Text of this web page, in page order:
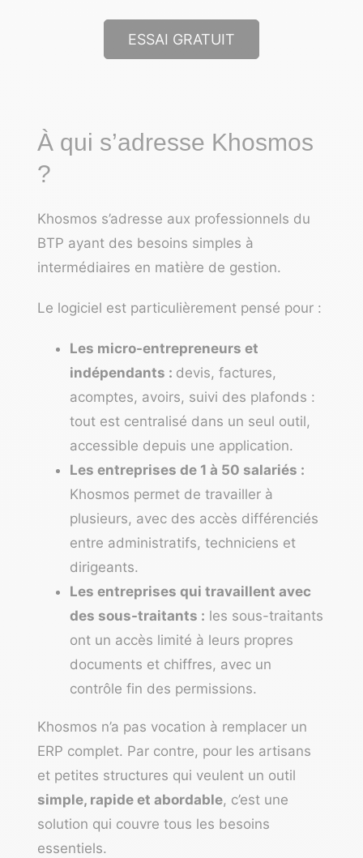
ESSAI GRATUIT
À qui s’adresse Khosmos
?
Khosmos s’adresse aux professionnels du
BTP ayant des besoins simples à
intermédiaires en matière de gestion.
Le logiciel est particulièrement pensé pour :
Les micro-entrepreneurs et
indépendants : devis, factures,
acomptes, avoirs, suivi des plafonds :
tout est centralisé dans un seul outil,
accessible depuis une application.
Les entreprises de 1 à 50 salariés :
Khosmos permet de travailler à
plusieurs, avec des accès différenciés
entre administratifs, techniciens et
dirigeants.
Les entreprises qui travaillent avec
des sous-traitants : les sous-traitants
ont un accès limité à leurs propres
documents et chiffres, avec un
contrôle fin des permissions.
Khosmos n’a pas vocation à remplacer un
ERP complet. Par contre, pour les artisans
et petites structures qui veulent un outil
simple, rapide et abordable, c’est une
solution qui couvre tous les besoins
essentiels.